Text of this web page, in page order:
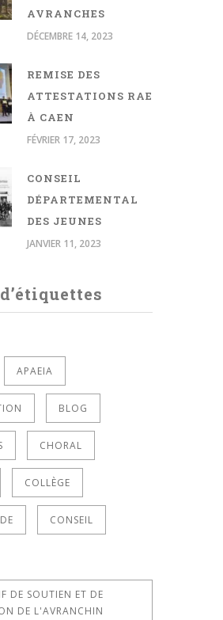
AVRANCHES
DÉCEMBRE 14, 2023
REMISE DES
ATTESTATIONS RAE
À CAEN
FÉVRIER 17, 2023
CONSEIL
DÉPARTEMENTAL
DES JEUNES
JANVIER 11, 2023
APAEIA
BLOG
CHORAL
COLLÈGE
CONSEIL
DE SOUTIEN ET DE
DE L'AVRANCHIN